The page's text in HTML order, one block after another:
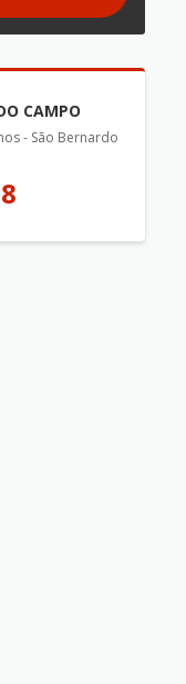
CAMPO
- São Bernardo